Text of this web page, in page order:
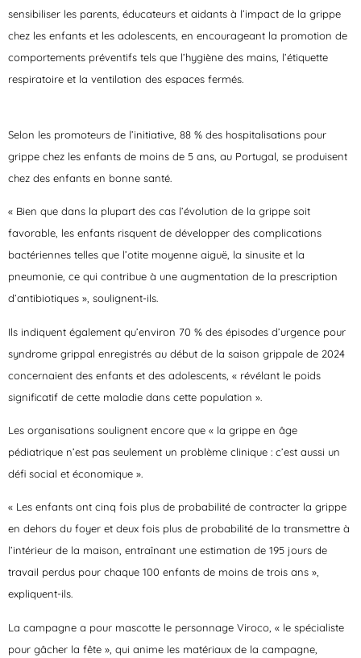
sensibiliser les parents, éducateurs et aidants à l’impact de la grippe
chez les enfants et les adolescents, en encourageant la promotion de
comportements préventifs tels que l’hygiène des mains, l’étiquette
respiratoire et la ventilation des espaces fermés.
Selon les promoteurs de l’initiative, 88 % des hospitalisations pour
grippe chez les enfants de moins de 5 ans, au Portugal, se produisent
chez des enfants en bonne santé.
« Bien que dans la plupart des cas l’évolution de la grippe soit
favorable, les enfants risquent de développer des complications
bactériennes telles que l’otite moyenne aiguë, la sinusite et la
pneumonie, ce qui contribue à une augmentation de la prescription
d’antibiotiques », soulignent-ils.
Ils indiquent également qu’environ 70 % des épisodes d’urgence pour
syndrome grippal enregistrés au début de la saison grippale de 2024
concernaient des enfants et des adolescents, « révélant le poids
significatif de cette maladie dans cette population ».
Les organisations soulignent encore que « la grippe en âge
pédiatrique n’est pas seulement un problème clinique : c’est aussi un
défi social et économique ».
« Les enfants ont cinq fois plus de probabilité de contracter la grippe
en dehors du foyer et deux fois plus de probabilité de la transmettre à
l’intérieur de la maison, entraînant une estimation de 195 jours de
travail perdus pour chaque 100 enfants de moins de trois ans »,
expliquent-ils.
La campagne a pour mascotte le personnage Viroco, « le spécialiste
pour gâcher la fête », qui anime les matériaux de la campagne,